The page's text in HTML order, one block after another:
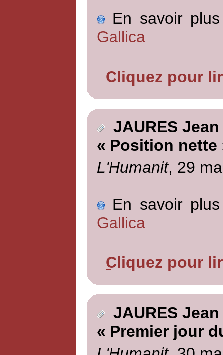
En savoir
Gallica
Cliquez pour
JAURES Jean
« Position nette
L'Humanit, 29
En savoir
Gallica
Cliquez pour
JAURES Jean
« Premier jour